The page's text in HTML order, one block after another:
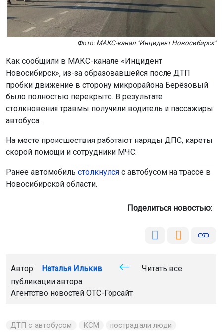
Фото: МАКС-канал "Инцидент Новосибирск"
Как сообщили в МАКС-канале «Инцидент
Новосибирск», из-за образовавшейся после ДТП
пробки движение в сторону микрорайона Берёзовый
было полностью перекрыто. В результате
столкновения травмы получили водитель и пассажиры
автобуса.
На месте происшествия работают наряды ДПС, кареты
скорой помощи и сотрудники МЧС.
Ранее автомобиль столкнулся с автобусом на трассе в
Новосибирской области.
Поделиться новостью:
Автор: Наталья Илькив
Читать все
публикации автора
Агентство новостей ОТС-Горсайт
ДТП с автобусом КСМ
пострадали люди